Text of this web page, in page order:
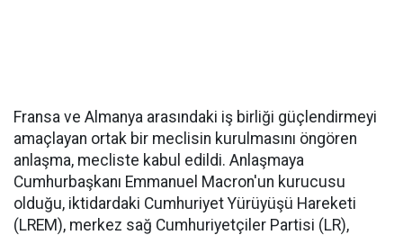
Fransa ve Almanya arasındaki iş birliği güçlendirmeyi
amaçlayan ortak bir meclisin kurulmasını öngören
anlaşma, mecliste kabul edildi. Anlaşmaya
Cumhurbaşkanı Emmanuel Macron'un kurucusu
olduğu, iktidardaki Cumhuriyet Yürüyüşü Hareketi
(LREM), merkez sağ Cumhuriyetçiler Partisi (LR),